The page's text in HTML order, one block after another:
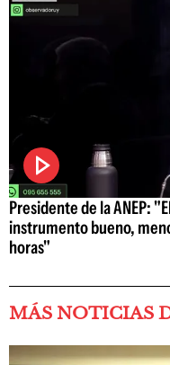
Presidente de la ANEP:
instrumento bueno,
horas"
MÁS NOTICIAS